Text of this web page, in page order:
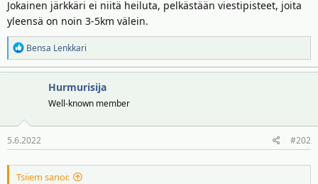
Jokainen järkkäri ei niitä heiluta, pelkästään viestipisteet, joita
yleensä on noin 3-5km välein.
R
e
a
o
t
Bensa Lenkkari
Hurmurisija
Well-known member
5.6.2022 #202
Tsiiem sanoi: